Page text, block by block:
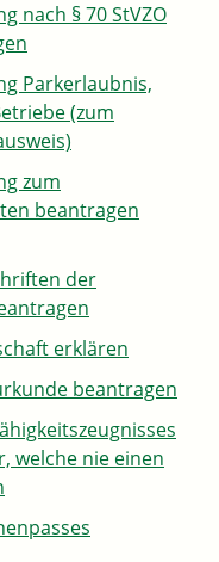
nach § 70 StVZO
Parkerlaubnis,
(zum
zum
beantragen
der
erklären
beantragen
welche nie einen